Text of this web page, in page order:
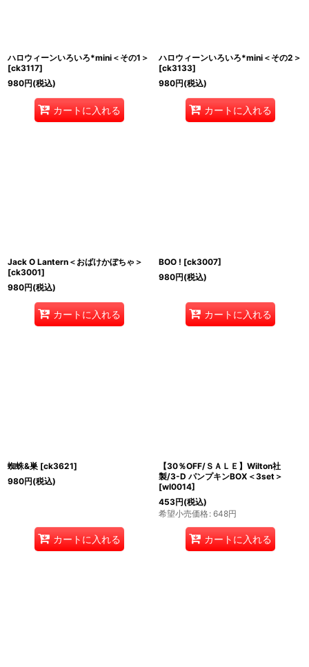
ハロウィーンいろいろ*mini＜その1＞
[ck3117]
980円(税込)
カートに入れる
ハロウィーンいろいろ*mini＜その2＞
[ck3133]
980円(税込)
カートに入れる
Jack O Lantern＜おばけかぼちゃ＞
[ck3001]
980円(税込)
カートに入れる
BOO ! [ck3007]
980円(税込)
カートに入れる
蜘蛛&巣 [ck3621]
980円(税込)
カートに入れる
【30％OFF/ＳＡＬＥ】Wilton社
製/3-D パンプキンBOX＜3set＞
[wl0014]
453円(税込)
希望小売価格: 648円
カートに入れる